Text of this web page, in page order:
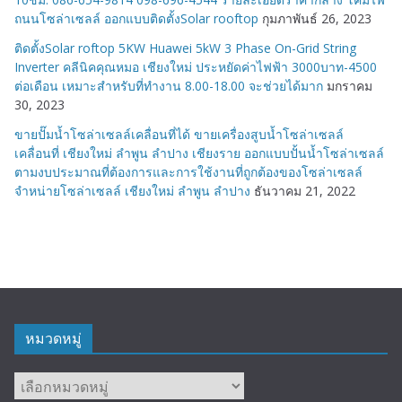
ถนนโซล่าเซลล์ ออกแบบติดตั้งSolar rooftop กุมภาพันธ์ 26, 2023
ติดตั้งSolar roftop 5KW Huawei 5kW 3 Phase On-Grid String
Inverter คลีนิคคุณหมอ เชียงใหม่ ประหยัดค่าไฟฟ้า 3000บาท-4500
ต่อเดือน เหมาะสำหรับที่ทำงาน 8.00-18.00 จะช่วยได้มาก มกราคม
30, 2023
ขายปั๊มน้ำโซล่าเซลล์เคลื่อนที่ได้ ขายเครื่องสูบน้ำโซล่าเซลล์
เคลื่อนที่ เชียงใหม่ ลำพูน ลำปาง เชียงราย ออกแบบปั้นน้ำโซล่าเซลล์
ตามงบประมาณที่ต้องการและการใช้งานที่ถูกต้องของโซล่าเซลล์
จำหน่ายโซล่าเซลล์ เชียงใหม่ ลำพูน ลำปาง ธันวาคม 21, 2022
หมวดหมู่
หมวด